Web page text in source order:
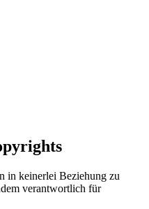
in keinerlei Beziehung zu
verantwortlich für